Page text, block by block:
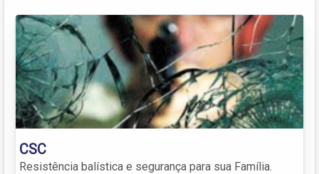
CSC
Resistência balística e segurança para sua Família.